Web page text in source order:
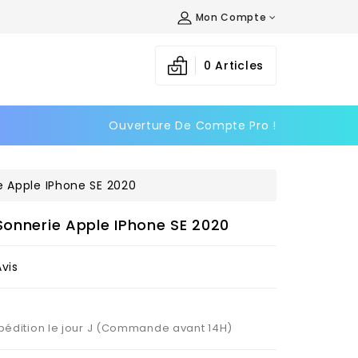
Mon Compte
0 Articles
Ouverture De Compte Pro !
IPhone SE 2020
Apple IPhone SE 2020
le jour J (Commande avant 14H)